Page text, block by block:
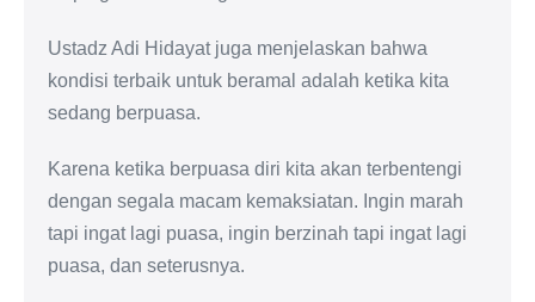
Ustadz Adi Hidayat juga menjelaskan bahwa
kondisi terbaik untuk beramal adalah ketika kita
sedang berpuasa.
Karena ketika berpuasa diri kita akan terbentengi
dengan segala macam kemaksiatan. Ingin marah
tapi ingat lagi puasa, ingin berzinah tapi ingat lagi
puasa, dan seterusnya.